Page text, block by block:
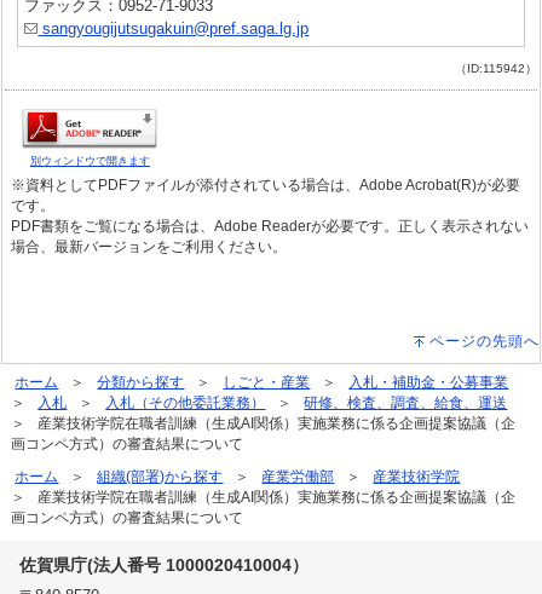
ファックス：0952-71-9033
sangyougijutsugakuin@pref.saga.lg.jp
（ID:115942）
別ウィンドウで開きます
※資料としてPDFファイルが添付されている場合は、Adobe Acrobat(R)が必要
です。
PDF書類をご覧になる場合は、Adobe Readerが必要です。正しく表示されない
場合、最新バージョンをご利用ください。
ページの先頭へ
ホーム 分類から探す しごと・産業
入札・補助金・公募事業
入札
入札（その他委託業務）
研修、検査、調査、給食、運送
産業技術学院在職者訓練（生成AI関係）実施業務に係る企画提案協議（企
画コンペ方式）の審査結果について
ホーム
組織(部署)から探す 産業労働部
産業技術学院
産業技術学院在職者訓練（生成AI関係）実施業務に係る企画提案協議（企
画コンペ方式）の審査結果について
佐賀県庁(法人番号 1000020410004）